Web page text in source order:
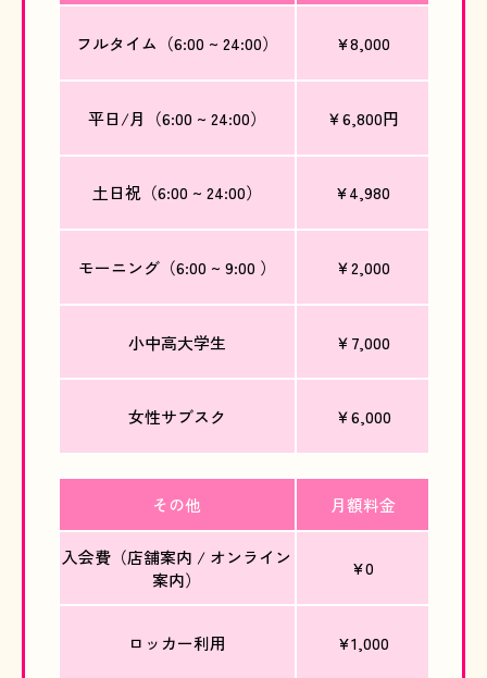
フルタイム（6:00 ~ 24:00） ¥8,000
平日/月（6:00 ~ 24:00） ￥6,800円
土日祝（6:00 ~ 24:00） ¥4,980
モーニング（6:00 ~ 9:00 ） ￥2,000
小中高大学生 ￥7,000
女性サブスク ￥6,000
その他 月額料金
入会費（店舗案内 / オンライン
案内）
¥0
ロッカー利用 ¥1,000